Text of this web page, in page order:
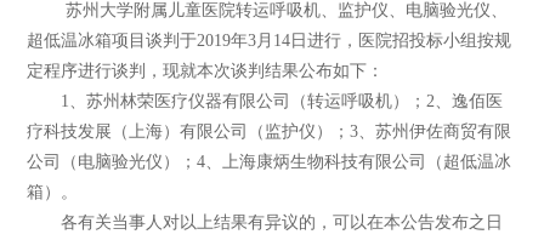
苏州大学附属儿童医院转运呼吸机、监护仪、电脑验光仪、
超低温冰箱项目谈判于2019年3月14日进行，医院招投标小组按规
定程序进行谈判，现就本次谈判结果公布如下：
1、苏州林荣医疗仪器有限公司（转运呼吸机）；2、逸佰医
疗科技发展（上海）有限公司（监护仪）；3、苏州伊佐商贸有限
公司（电脑验光仪）；4、上海康炳生物科技有限公司（超低温冰
箱）。
各有关当事人对以上结果有异议的，可以在本公告发布之日